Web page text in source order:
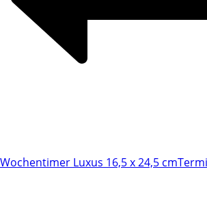
Wochentimer Luxus 16,5 x 24,5 cm